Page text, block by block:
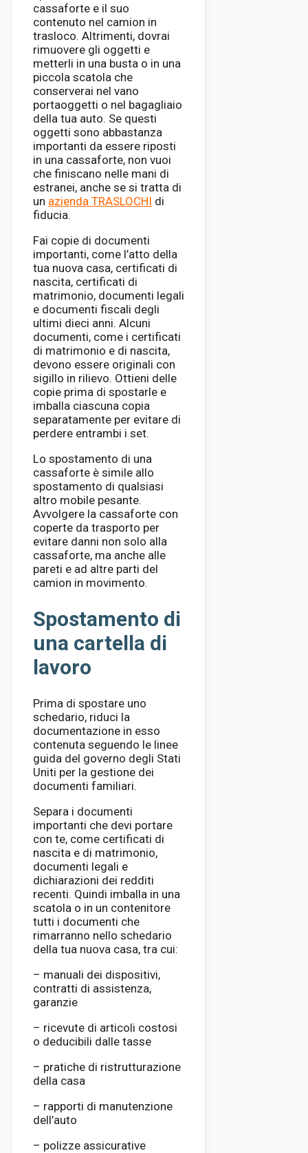
cassaforte e il suo
contenuto nel camion in
trasloco. Altrimenti, dovrai
rimuovere gli oggetti e
metterli in una busta o in una
piccola scatola che
conserverai nel vano
portaoggetti o nel bagagliaio
della tua auto. Se questi
oggetti sono abbastanza
importanti da essere riposti
in una cassaforte, non vuoi
che finiscano nelle mani di
estranei, anche se si tratta di
un azienda TRASLOCHI di
fiducia.
Fai copie di documenti
importanti, come l’atto della
tua nuova casa, certificati di
nascita, certificati di
matrimonio, documenti legali
e documenti fiscali degli
ultimi dieci anni. Alcuni
documenti, come i certificati
di matrimonio e di nascita,
devono essere originali con
sigillo in rilievo. Ottieni delle
copie prima di spostarle e
imballa ciascuna copia
separatamente per evitare di
perdere entrambi i set.
Lo spostamento di una
cassaforte è simile allo
spostamento di qualsiasi
altro mobile pesante.
Avvolgere la cassaforte con
coperte da trasporto per
evitare danni non solo alla
cassaforte, ma anche alle
pareti e ad altre parti del
camion in movimento.
Spostamento di
una cartella di
lavoro
Prima di spostare uno
schedario, riduci la
documentazione in esso
contenuta seguendo le linee
guida del governo degli Stati
Uniti per la gestione dei
documenti familiari.
Separa i documenti
importanti che devi portare
con te, come certificati di
nascita e di matrimonio,
documenti legali e
dichiarazioni dei redditi
recenti. Quindi imballa in una
scatola o in un contenitore
tutti i documenti che
rimarranno nello schedario
della tua nuova casa, tra cui:
– manuali dei dispositivi,
contratti di assistenza,
garanzie
– ricevute di articoli costosi
o deducibili dalle tasse
– pratiche di ristrutturazione
della casa
– rapporti di manutenzione
dell’auto
– polizze assicurative